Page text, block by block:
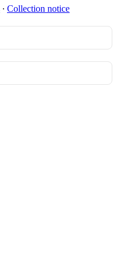
∙ Collection notice